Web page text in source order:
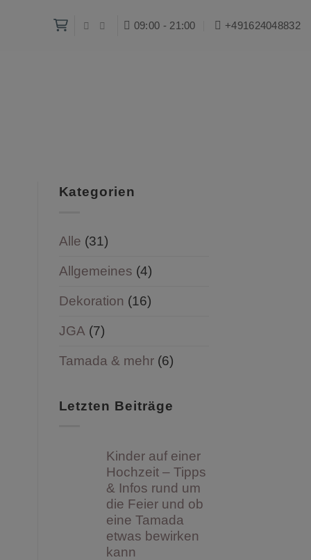
09:00 - 21:00 +491624048832‬
Kategorien
Alle (31)
Allgemeines (4)
Dekoration (16)
JGA (7)
Tamada & mehr(6)
Letzten Beiträge
Kinder auf einer
Hochzeit – Tipps
& Infos rund um
die Feier und ob
eine Tamada
etwas bewirken
kann